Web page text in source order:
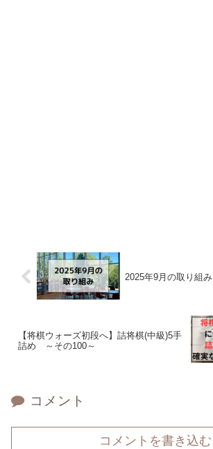
2025年9月の取り組み
【将棋ウォーズ初段へ】詰将棋(中級)5手
詰め ～その100～
コメント
コメントを書き込む